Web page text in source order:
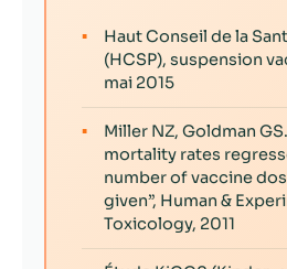
▪
Haut Conseil de la
(HCSP), suspension
mai 2015
▪
Miller NZ, Goldman
mortality rates
number of vaccine
given”, Human &
Toxicology, 2011